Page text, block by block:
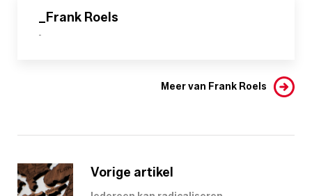
_Frank Roels
-
Meer van Frank Roels
Vorige artikel